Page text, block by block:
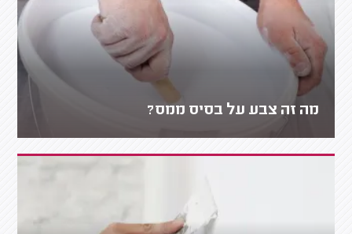
מה זה צבע על בסיס ממס?